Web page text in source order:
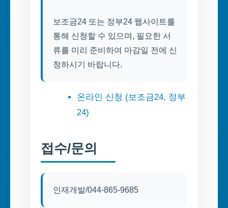
보조금24 또는 정부24 웹사이트를
통해 신청할 수 있으며, 필요한 서
류를 미리 준비하여 마감일 전에 신
청하시기 바랍니다.
온라인 신청 (보조금24, 정부
24)
접수/문의
인재개발/044-865-9685